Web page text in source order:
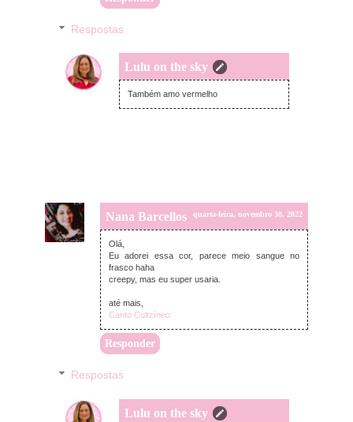
Respostas
Lulu on the sky
terça-feira, dezembro 06, 2022
Também amo vermelho
Nana Barcellos quarta-feira, novembro 30, 2022
Olá,
Eu adorei essa cor, parece meio sangue no
frasco haha
creepy, mas eu super usaria.
até mais,
Canto Cultzíneo
Responder
Respostas
Lulu on the sky